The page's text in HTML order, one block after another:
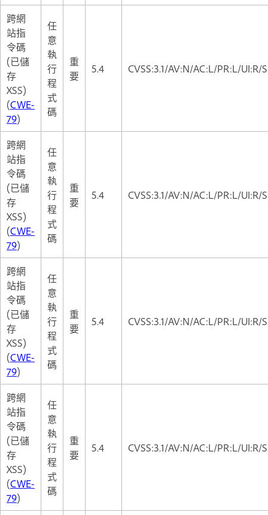
跨網
站指
令碼
(已儲
存
XSS)
(CWE-
79)
任
意
執
行
程
式
碼
重
要
5.4 CVSS:3.1/AV:N/AC:L/PR:L/UI:R/
跨網
站指
令碼
(已儲
存
XSS)
(CWE-
79)
任
意
執
行
程
式
碼
重
要
5.4 CVSS:3.1/AV:N/AC:L/PR:L/UI:R/
跨網
站指
令碼
(已儲
存
XSS)
(CWE-
79)
任
意
執
行
程
式
碼
重
要
5.4 CVSS:3.1/AV:N/AC:L/PR:L/UI:R/
跨網
站指
令碼
(已儲
存
XSS)
(CWE-
79)
任
意
執
行
程
式
碼
重
要
5.4 CVSS:3.1/AV:N/AC:L/PR:L/UI:R/